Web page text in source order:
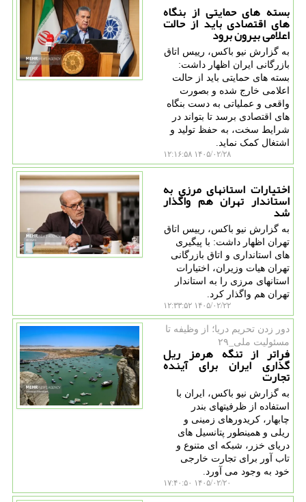
بسته های حمایتی از بنگاه
های اقتصادی باید از حالت
اعلامی بیرون برود
به گزارش نیو باکس، رییس اتاق
بازرگانی ایران اظهار داشت:
بسته های حمایتی باید از حالت
اعلامی خارج شده و بصورت
واقعی و عملیاتی به دست بنگاه
های اقتصادی برسد تا بتواند در
شرایط سخت، به حفظ تولید و
اشتغال کمک نماید.
۱۴۰۵/۰۲/۲۸ ۱۲:۱۶:۵۸
اختیارات استانهای مرزی به
استاندار تهران هم واگذار
شد
به گزارش نیو باکس، رییس اتاق
تهران اظهار داشت: با پیگیری
های استانداری و اتاق بازرگانی
تهران هیات وزیران، اختیارات
استانهای مرزی را به استاندار
تهران هم واگذار کرد.
۱۴۰۵/۰۲/۲۲ ۱۲:۳۳:۵۲
دور زدن تحریم دریا؛ از وظیفه تا
مسئولیت ملی_۲۹
فراتر از تنگه هرمز ریل
گذاری ایران برای آینده
تجارت
به گزارش نیو باکس، ایران با
استفاده از ظرفیتهای بندر
چابهار، کریدورهای زمینی و
ریلی و همینطور پتانسیل های
دریای خزر، شبکه ای متنوع و
تاب آور برای تجارت خارجی
خود به وجود می آورد.
۱۴۰۵/۰۲/۲۰ ۱۷:۴۰:۵۰